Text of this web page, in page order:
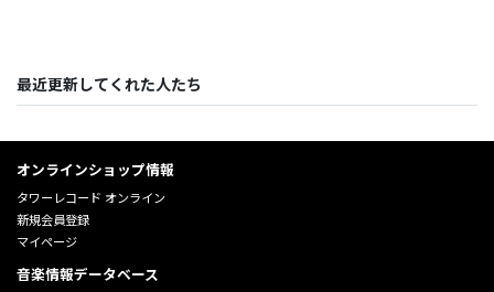
最近更新してくれた人たち
オンラインショップ情報
タワーレコード オンライン
新規会員登録
マイページ
音楽情報データベース